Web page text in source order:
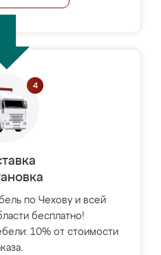
по Чехову и всей
бесплатно!
10% от стоимости